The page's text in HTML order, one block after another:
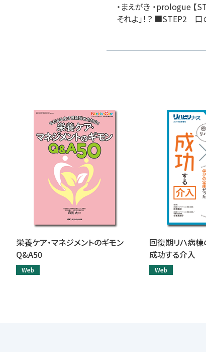
・まえがき ・prologue
それよ」！？ ■STEP2 口
栄養ケア・マネジメントのギモン
Q&A50
Web
回復期リハ病
成功する介入
Web